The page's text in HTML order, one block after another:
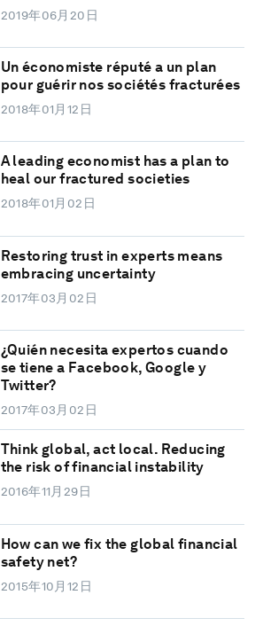
2019年06月20日
Un économiste réputé a un plan
pour guérir nos sociétés fracturées
2018年01月12日
A leading economist has a plan to
heal our fractured societies
2018年01月02日
Restoring trust in experts means
embracing uncertainty
2017年03月02日
¿Quién necesita expertos cuando
se tiene a Facebook, Google y
Twitter?
2017年03月02日
Think global, act local. Reducing
the risk of financial instability
2016年11月29日
How can we fix the global financial
safety net?
2015年10月12日